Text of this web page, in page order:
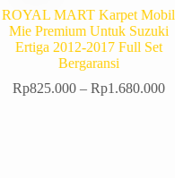
ROYAL MART Karpet Mobil
Mie Premium Untuk Suzuki
Ertiga 2012-2017 Full Set
Bergaransi
Rp825.000 – Rp1.680.000